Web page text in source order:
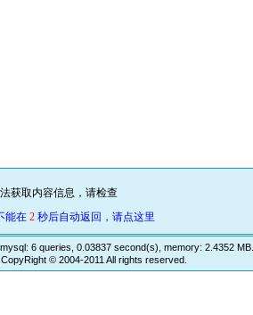
获取内容信息，请检查
能在 2 秒后自动返回，请点这里
6 queries, 0.03837 second(s), memory: 2.4352 MB.
© 2004-2011 All rights reserved.